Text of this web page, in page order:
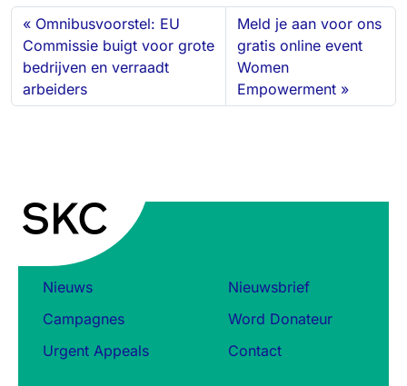
n
k
e
d
I
n
c
e
b
o
o
k
u
e
s
k
s
t
o
d
n
a
i
l
a
r
e
Omnibusvoorstel: EU
Commissie buigt voor grote
bedrijven en verraadt
arbeiders
Meld je aan voor ons
gratis online event
Women
Empowerment
Nieuws
Campagnes
Urgent Appeals
Nieuwsbrief
Word Donateur
Contact